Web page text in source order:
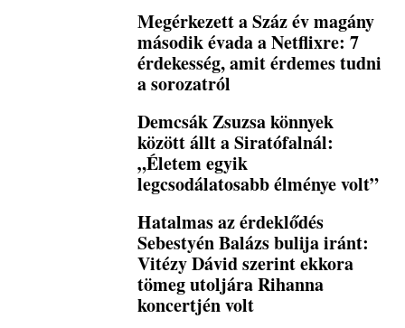
Megérkezett a Száz év magány
második évada a Netflixre: 7
érdekesség, amit érdemes tudni
a sorozatról
Demcsák Zsuzsa könnyek
között állt a Siratófalnál:
„Életem egyik
legcsodálatosabb élménye volt”
Hatalmas az érdeklődés
Sebestyén Balázs bulija iránt:
Vitézy Dávid szerint ekkora
tömeg utoljára Rihanna
koncertjén volt